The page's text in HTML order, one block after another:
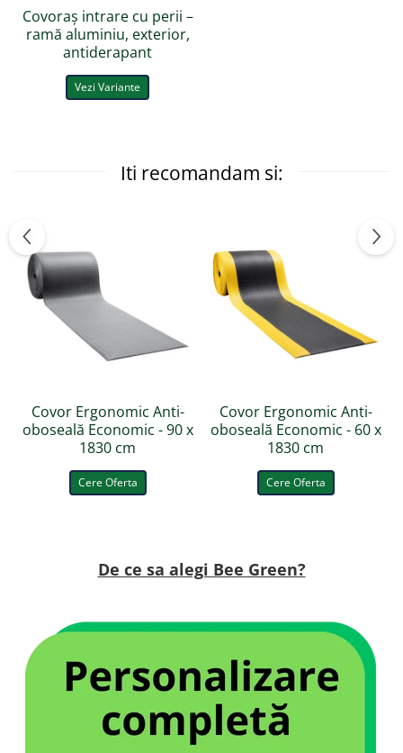
Covoraș intrare cu perii –
ramă aluminiu, exterior,
antiderapant
Vezi Variante
Iti recomandam si:
Covor Ergonomic Anti-
oboseală Economic - 90 x
1830 cm
Cere Oferta
Covor Ergonomic Anti-
oboseală Economic - 60 x
1830 cm
Cere Oferta
De ce sa alegi Bee Green?